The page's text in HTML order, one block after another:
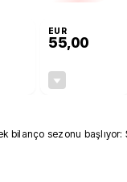
EUR
55,00
bilanço sezonu başlıyor: